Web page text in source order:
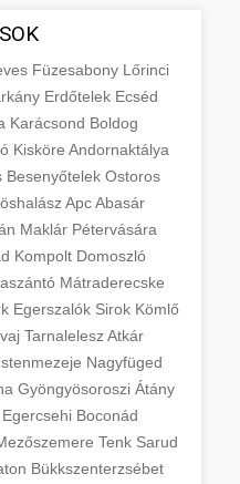
Füzesabony Lőrinci
Erdőtelek Ecséd
Karácsond Boldog
Kisköre Andornaktálya
Besenyőtelek Ostoros
ApcAbasár
Maklár Pétervására
Kompolt Domoszló
Mátraderecske
Egerszalók Sirok Kömlő
Tarnalelesz Atkár
Nagyfüged
Gyöngyösoroszi Átány
Egercsehi Boconád
Tenk Sarud
Bükkszenterzsébet